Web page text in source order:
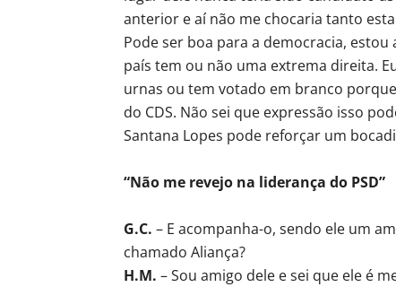
anterior e aí não me chocaria tanto
Pode ser boa para a democracia,
país tem ou não uma extrema direita.
urnas ou tem votado em branco
do CDS. Não sei que expressão isso
Santana Lopes pode reforçar um
“Não me revejo na liderança do PSD”
G.C. – E acompanha-o, sendo ele um
chamado Aliança?
H.M. – Sou amigo dele e sei que ele é